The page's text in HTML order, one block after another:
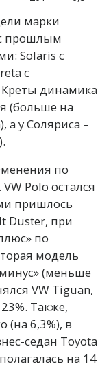
марки
прошлым
Solaris с
с
динамика
(больше на
а у Соляриса –
по
Polo остался
пришлось
Duster, при
по
модель
(меньше
VW Tiguan,
Также,
(на 6,3%), в
седан Toyota
на 14